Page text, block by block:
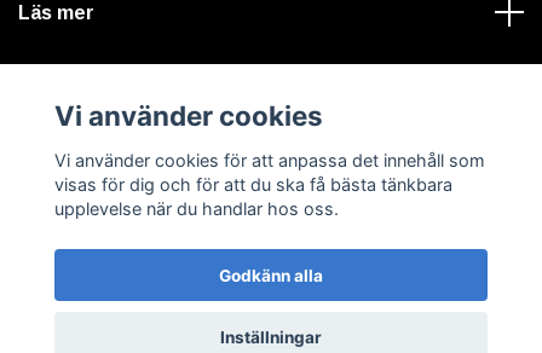
Läs mer
© 2026 VALTERLIND A-traktorer, bilvårdsprodukter & tryck
Vi använder cookies
Vi använder cookies för att anpassa det innehåll som
visas för dig och för att du ska få bästa tänkbara
upplevelse när du handlar hos oss.
Godkänn alla
Inställningar